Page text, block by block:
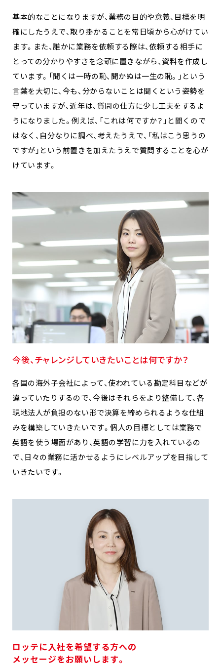
基本的なことになりますが、業務の目的や意義、目標を明
確にしたうえで、取り掛かることを常日頃から心がけてい
ます。また、誰かに業務を依頼する際は、依頼する相手に
とっての分かりやすさを念頭に置きながら、資料を作成し
ています。「聞くは一時の恥、聞かぬは一生の恥。」という
言葉を大切に、今も、分からないことは聞くという姿勢を
守っていますが、近年は、質問の仕方に少し工夫をするよ
うになりました。例えば、「これは何ですか？」と聞くので
はなく、自分なりに調べ、考えたうえで、「私はこう思うの
ですが」という前置きを加えたうえで質問することを心が
けています。
今後、チャレンジしていきたいことは何ですか？
各国の海外子会社によって、使われている勘定科目などが
違っていたりするので、今後はそれらをより整備して、各
現地法人が負担のない形で決算を締められるような仕組
みを構築していきたいです。個人の目標としては業務で
英語を使う場面があり、英語の学習に力を入れているの
で、日々の業務に活かせるようにレベルアップを目指して
いきたいです。
ロッテに入社を希望する方への
メッセージをお願いします。